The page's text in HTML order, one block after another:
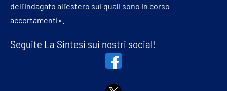
dell’indagato all’estero sui quali sono in corso
accertamenti».
Seguite La Sintesi sui nostri social!